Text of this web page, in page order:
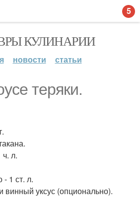
КУЛИНАРИИ
новости статьи
теряки.
л.
- 1 ст. л.
винный уксус (опционально).
5